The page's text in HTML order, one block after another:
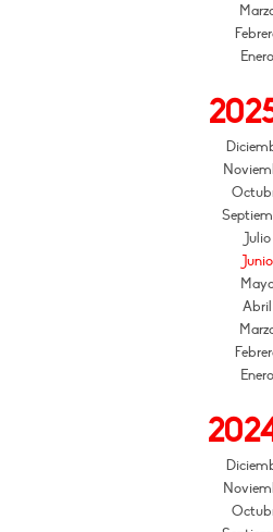
Enero
Julio
Junio
Abril
Enero